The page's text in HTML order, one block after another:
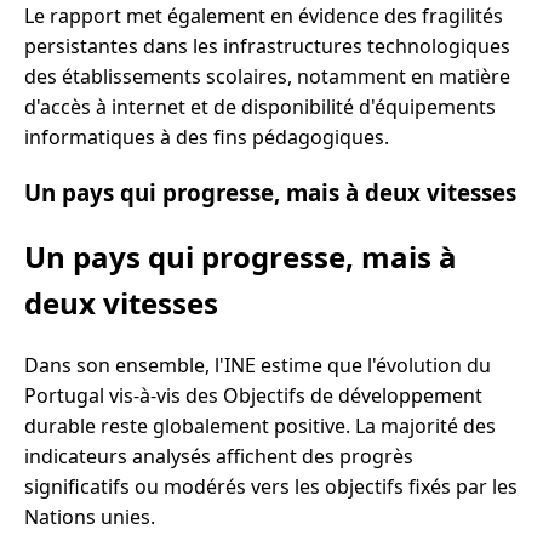
Le rapport met également en évidence des fragilités
persistantes dans les infrastructures technologiques
des établissements scolaires, notamment en matière
d'accès à internet et de disponibilité d'équipements
informatiques à des fins pédagogiques.
Un pays qui progresse, mais à deux vitesses
Un pays qui progresse, mais à
deux vitesses
Dans son ensemble, l'INE estime que l'évolution du
Portugal vis-à-vis des Objectifs de développement
durable reste globalement positive. La majorité des
indicateurs analysés affichent des progrès
significatifs ou modérés vers les objectifs fixés par les
Nations unies.